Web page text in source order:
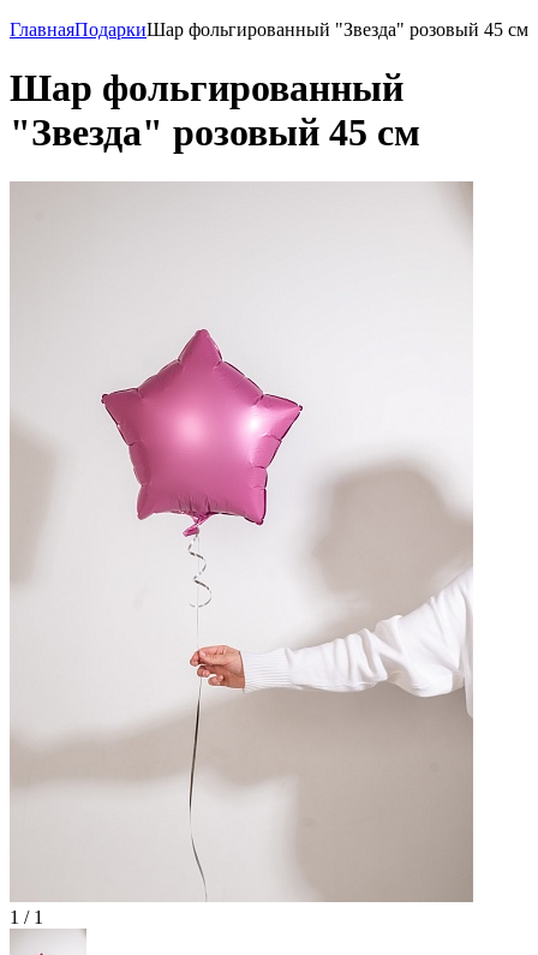
ГлавнаяПодаркиШар фольгированный "Звезда" розовый 45 см
Шар фольгированный
"Звезда" розовый 45 см
1 / 1